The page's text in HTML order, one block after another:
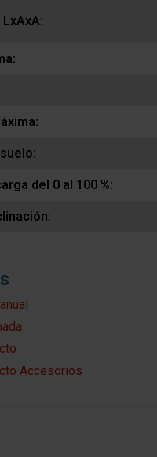
del 0 al 100 %:
Accesorios